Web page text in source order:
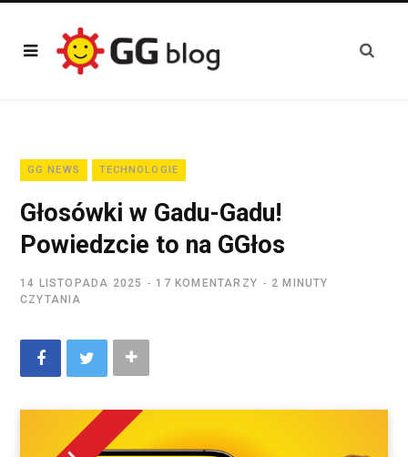
GG NEWS TECHNOLOGIE
Głosówki w Gadu-Gadu!
Powiedzcie to na GGłos
14 LISTOPADA 2025 17 KOMENTARZY
2 MINUTY
CZYTANIA